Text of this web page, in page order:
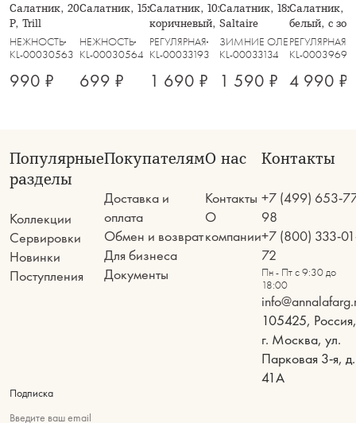
Салатник, 20х8 см, 910 мл, стекло
Р, Trill
НЕЖНОСТЬ
KL-00030563
990 ₽
Салатник, 15х6 см, стекло Р, Trill
НЕЖНОСТЬ
KL-00030564
699 ₽
Салатник, 10х17 см, 1,1 л, стекло Р,
коричневый, Узоры, Galaxy
РЕГУЛЯРНАЯ
KL-00033193
1 690 ₽
Салатник, 18х9 см, 1 л,
Saltaire
ЗИМНИЕ ОЛЕНИ
KL-00033134
1 590 ₽
Салатник,
белый, с
Golden
РЕГУЛЯРНАЯ
KL-00039691
4 990 ₽
Популярные
разделы
Коллекции
Сервировки
Новинки
Поступления
Покупателям
Доставка и
оплата
Обмен и возврат
Для бизнеса
Документы
О нас
Контакты
О
компании
Контакты
+7 (499) 653-
98
+7 (800) 333-
72
Пн - Пт с 9:30 до
18:00
105425, Россия,
г. Москва, ул.
Парковая 3-я, д.
41А
Подписка
Введите ваш email